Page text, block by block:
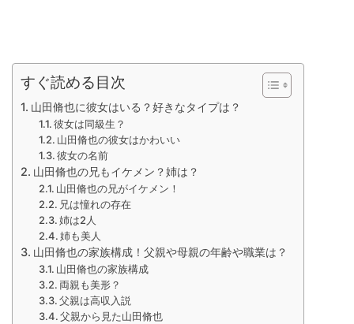
すぐ読める目次
山田脩也に彼女はいる？好きなタイプは？
彼女は同級生？
山田脩也の彼女はかわいい
彼女の名前
山田脩也の兄もイケメン？姉は？
山田脩也の兄がイケメン！
兄は憧れの存在
姉は2人
姉も美人
山田脩也の家族構成！父親や母親の年齢や職業は？
山田脩也の家族構成
両親も美形？
父親は高収入説
父親から見た山田脩也